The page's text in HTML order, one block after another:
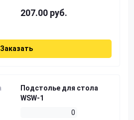
207.00 руб.
Заказать
Подстолье для стола
WSW-1
0